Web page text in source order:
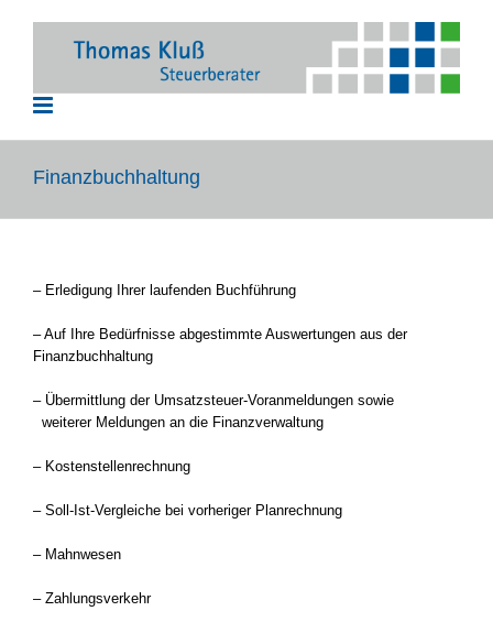
Finanzbuchhaltung
– Erledigung Ihrer laufenden Buchführung
– Auf Ihre Bedürfnisse abgestimmte Auswertungen aus der
Finanzbuchhaltung
– Übermittlung der Umsatzsteuer-Voranmeldungen sowie
weiterer Meldungen an die Finanzverwaltung
– Kostenstellenrechnung
– Soll-Ist-Vergleiche bei vorheriger Planrechnung
– Mahnwesen
– Zahlungsverkehr